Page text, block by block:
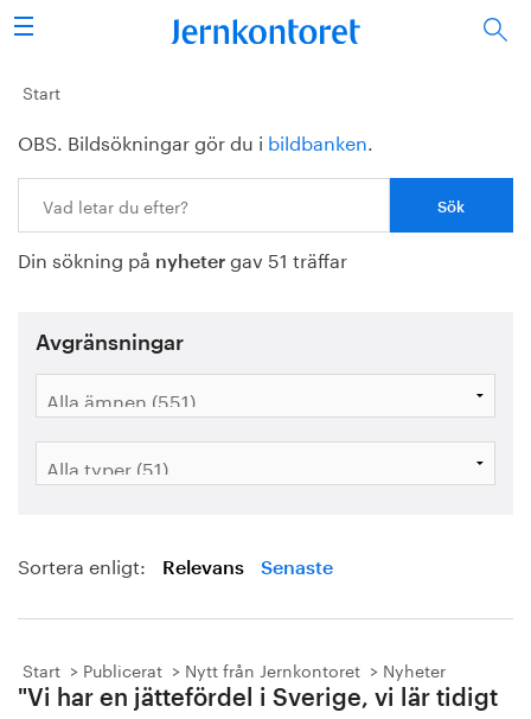
Sök
Stålindustrin
Vision 2050
Forskning/utbildning
Energi/miljö
Vi tycker
Bildbank
Start
OBS. Bildsökningar gör du i bildbanken.
Din sökning på nyheter gav 51 träffar
Avgränsningar
Sortera enligt: Relevans Senaste
Start Publicerat Nytt från Jernkontoret Nyheter
"Vi har en jättefördel i Sverige, vi lär tidigt